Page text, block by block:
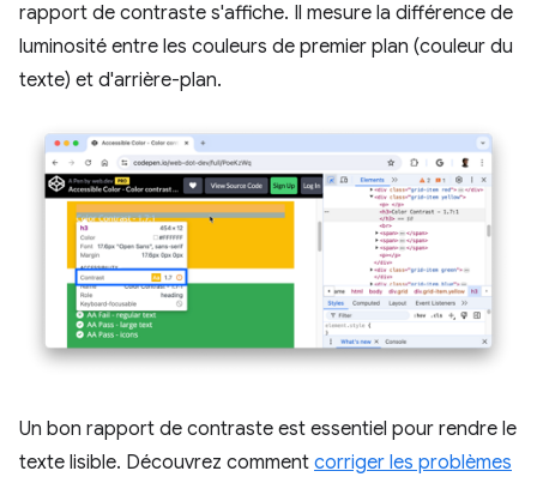
rapport de contraste s'affiche. Il mesure la différence de
luminosité entre les couleurs de premier plan (couleur du
texte) et d'arrière-plan.
Un bon rapport de contraste est essentiel pour rendre le
texte lisible. Découvrez comment corriger les problèmes